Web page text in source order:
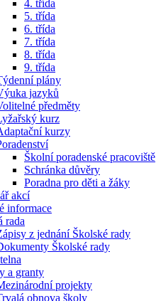
4. třída
5. třída
6. třída
7. třída
8. třída
9. třída
plány
jazyků
předměty
kurz
kurzy
Školní poradenské pracoviště
Schránka důvěry
Poradna pro děti a žáky
akcí
informace
rada
z jednání Školské rady
Školské rady
a granty
projekty
obnova školy